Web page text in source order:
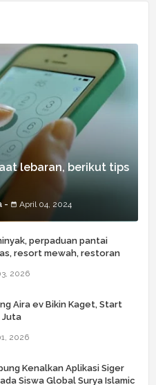
lebaran, berikut tips
April 04, 2024
perpaduan pantai
resort mewah, restoran
2026
Aira ev Bikin Kaget, Start
Juta
2026
Kenalkan Aplikasi Siger
Siswa Global Surya Islamic